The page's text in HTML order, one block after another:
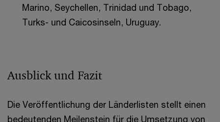
Marino, Seychellen, Trinidad und Tobago,
Turks- und Caicosinseln, Uruguay.
Ausblick und Fazit
Die Veröffentlichung der Länderlisten stellt einen
bedeutenden Meilenstein für die Umsetzung von